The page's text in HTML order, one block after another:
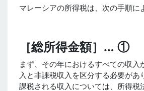
マレーシアの所得税は、次の手順に
［総所得金額］… ①
まず、その年におけるすべての収入
入と非課税収入を区分する必要があ
課税される収入については、所得税